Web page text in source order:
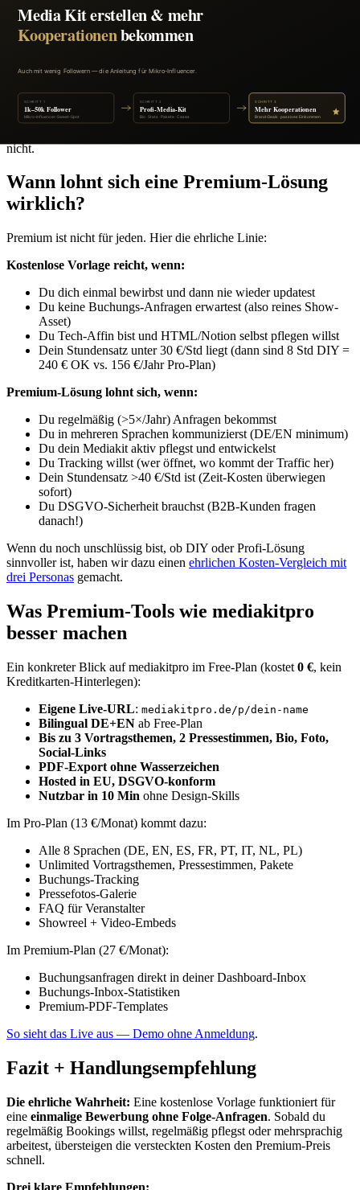
dich warten.Conversion-Verlust pro fehlender Anfrage: leicht 4-
stellig.
Eine integrierte Form senkt die Hemmschwelle dramatisch.
„Letzte Referenz: 2022" auf einem Mediakit, das du im Mai 2026
schickst, ist schlimmer als gar kein Mediakit. Bei kostenlosen
Vorlagen gibt's keinen Reminder, kein Aktualisierungs-Workflow —
nicht.
Wann lohnt sich eine Premium-Lösung
wirklich?
Premium ist nicht für jeden. Hier die ehrliche Linie:
Kostenlose Vorlage reicht, wenn:
Du dich einmal bewirbst und dann nie wieder updatest
Du keine Buchungs-Anfragen erwartest (also reines Show-
Asset)
Du Tech-Affin bist und HTML/Notion selbst pflegen willst
Dein Stundensatz unter 30 €/Std liegt (dann sind 8 Std DIY =
240 € OK vs. 156 €/Jahr Pro-Plan)
Premium-Lösung lohnt sich, wenn:
Du regelmäßig (>5×/Jahr) Anfragen bekommst
Du in mehreren Sprachen kommunizierst (DE/EN minimum)
Du dein Mediakit aktiv pflegst und entwickelst
Du Tracking willst (wer öffnet, wo kommt der Traffic her)
Dein Stundensatz >40 €/Std ist (Zeit-Kosten überwiegen
sofort)
Du DSGVO-Sicherheit brauchst (B2B-Kunden fragen
danach!)
Wenn du noch unschlüssig bist, ob DIY oder Profi-Lösung
sinnvoller ist, haben wir dazu einen ehrlichen Kosten-Vergleich mit
drei Personas gemacht.
Was Premium-Tools wie mediakitpro
besser machen
Ein konkreter Blick auf mediakitpro im Free-Plan (kostet 0 €, kein
Kreditkarten-Hinterlegen):
Eigene Live-URL: mediakitpro.de/p/dein-name
Bilingual DE+EN ab Free-Plan
Bis zu 3 Vortragsthemen, 2 Pressestimmen, Bio, Foto,
Social-Links
PDF-Export ohne Wasserzeichen
Hosted in EU, DSGVO-konform
Nutzbar in 10 Min ohne Design-Skills
Im Pro-Plan (13 €/Monat) kommt dazu:
Alle 8 Sprachen (DE, EN, ES, FR, PT, IT, NL, PL)
Unlimited Vortragsthemen, Pressestimmen, Pakete
Buchungs-Tracking
Pressefotos-Galerie
FAQ für Veranstalter
Showreel + Video-Embeds
Im Premium-Plan (27 €/Monat):
Buchungsanfragen direkt in deiner Dashboard-Inbox
Buchungs-Inbox-Statistiken
Premium-PDF-Templates
So sieht das Live aus — Demo ohne Anmeldung.
Fazit + Handlungsempfehlung
Die ehrliche Wahrheit: Eine kostenlose Vorlage funktioniert für
eine einmalige Bewerbung ohne Folge-Anfragen. Sobald du
regelmäßig Bookings willst, regelmäßig pflegst oder mehrsprachig
arbeitest, übersteigen die versteckten Kosten den Premium-Preis
schnell.
Drei klare Empfehlungen: